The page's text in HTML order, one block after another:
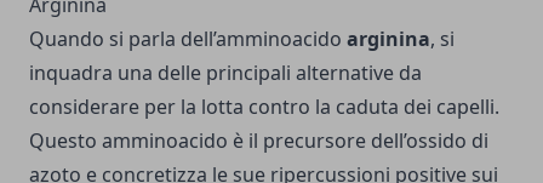
Quando si parla dell’amminoacido arginina, si
inquadra una delle principali alternative da
considerare per la lotta contro la caduta dei capelli.
Questo amminoacido è il precursore dell’ossido di
azoto e concretizza le sue ripercussioni positive sui